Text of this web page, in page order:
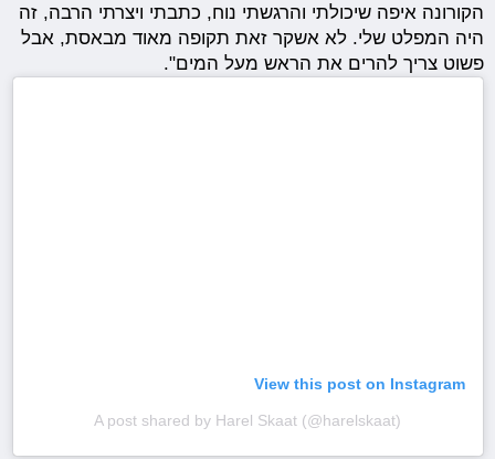
הקורונה איפה שיכולתי והרגשתי נוח, כתבתי ויצרתי הרבה, זה
היה המפלט שלי. לא אשקר זאת תקופה מאוד מבאסת, אבל
פשוט צריך להרים את הראש מעל המים".
View this post on Instagram
A post shared by Harel Skaat (@harelskaat)